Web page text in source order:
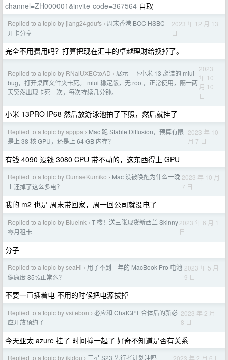
channel=ZH000001&invite-code=367564 自取
Replied to a topic by jiang24gdufs › 周末香港 BOC HSBC
开卡分享
2023 年 12 月 13
日
完全不用费用吗？打算把现在汇丰的卓越理财给换掉了。
Replied to a topic by RNalUXECtoAD › 展示一下小米 13 离谱的 miui
bug，打开桌面文件夹卡死。 miui 稳定版，无 root，正常使用，隔一两
天突然出现卡死一次，每次持续几分钟。
2023
年 10
月 10
日
小米 13PRO IP68 然后放游泳池拍了下照，然后就挂了
Replied to a topic by apppa › Mac 跑 Stable Diffusion，预算有限
是上 38 核 GPU，还是上 64 GB 内存？
2023 年 10
月 7 日
有钱 4090 没钱 3080 CPU 带不动的，这东西得上 GPU
Replied to a topic by OumaeKumiko › Mac 没被唤醒为什么一晚
上还掉了这么多电？
2023 年 10 月
7 日
我的 m2 也是 周末带回家，周一回公司就没电了
Replied to a topic by Blueink › T 楼！送三张现货新西兰 Skinny
零月租卡
2023 年 6 月 1
日
分子
Replied to a topic by seaHi › 用了不到一年的 MacBook Pro 电池
健康度 85%正常么？
2023 年 5 月
9 日
不要一直插着电 不用的时候把电源拔掉
Replied to a topic by vsitebon › 必应和 ChatGPT 合体后的新必
应开放预约了
2023 年 2 月
8 日
今天亚太 azure 挂了 时间撞一起了 好奇不知道是否有关系
Replied to a topic by ikidou › 三星 S23 先行者计划冲吗 2023 年 2 月 6 日